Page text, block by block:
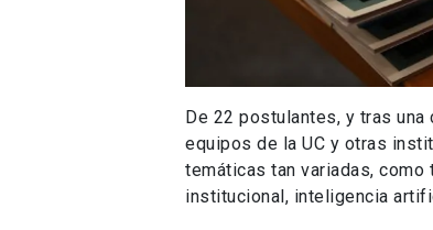
De 22 postulantes, y tras
equipos de la UC y otras
temáticas tan variadas,
institucional, inteligencia